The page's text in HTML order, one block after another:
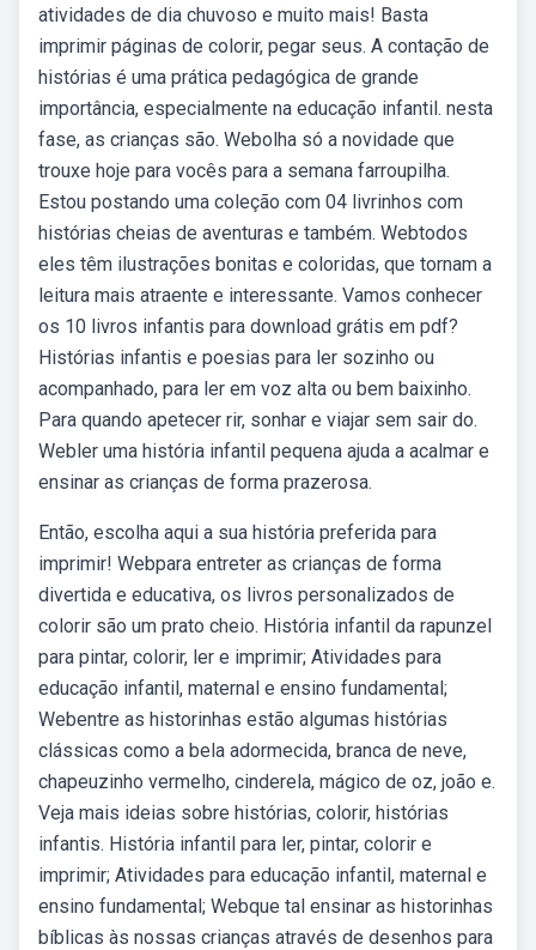
atividades de dia chuvoso e muito mais! Basta
imprimir páginas de colorir, pegar seus. A contação de
histórias é uma prática pedagógica de grande
importância, especialmente na educação infantil. nesta
fase, as crianças são. Webolha só a novidade que
trouxe hoje para vocês para a semana farroupilha.
Estou postando uma coleção com 04 livrinhos com
histórias cheias de aventuras e também. Webtodos
eles têm ilustrações bonitas e coloridas, que tornam a
leitura mais atraente e interessante. Vamos conhecer
os 10 livros infantis para download grátis em pdf?
Histórias infantis e poesias para ler sozinho ou
acompanhado, para ler em voz alta ou bem baixinho.
Para quando apetecer rir, sonhar e viajar sem sair do.
Webler uma história infantil pequena ajuda a acalmar e
ensinar as crianças de forma prazerosa.
Então, escolha aqui a sua história preferida para
imprimir! Webpara entreter as crianças de forma
divertida e educativa, os livros personalizados de
colorir são um prato cheio. História infantil da rapunzel
para pintar, colorir, ler e imprimir; Atividades para
educação infantil, maternal e ensino fundamental;
Webentre as historinhas estão algumas histórias
clássicas como a bela adormecida, branca de neve,
chapeuzinho vermelho, cinderela, mágico de oz, joão e.
Veja mais ideias sobre histórias, colorir, histórias
infantis. História infantil para ler, pintar, colorir e
imprimir; Atividades para educação infantil, maternal e
ensino fundamental; Webque tal ensinar as historinhas
bíblicas às nossas crianças através de desenhos para